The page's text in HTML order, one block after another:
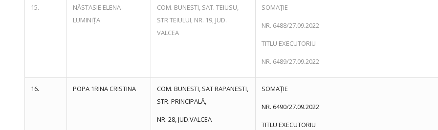
15.
NĂSTASIE ELENA-
LUMINIȚA
COM. BUNESTI, SAT. TEIUSU,
STR TEIULUI, NR. 19, JUD.
VALCEA
SOMAȚIE
NR. 6488/27.09.2022
TITLU EXECUTORIU
NR. 6489/27.09.2022
16. POPA 1RINA CRISTINA
COM. BUNESTI, SAT RAPANESTI,
STR. PRINCIPALĂ,
NR. 28, JUD.VALCEA
SOMAȚIE
NR. 6490/27.09.2022
TITLU EXECUTORIU